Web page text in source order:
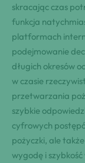
skracając czas
funkcja
platformach
podejmowanie
długich okresów
w czasie
przetwarzania
szybkie
cyfrowych
pożyczki, ale
wygodę i